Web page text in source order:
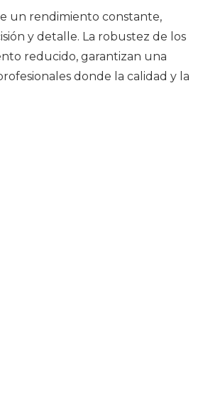
un rendimiento constante,
y detalle. La robustez de los
reducido, garantizan una
donde la calidad y la